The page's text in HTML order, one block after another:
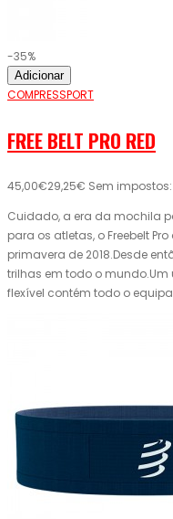
-35%
Adicionar
COMPRESSPORT
FREE BELT PRO RED
45,00€29,25€ Sem
Cuidado, a era da mochila
para os atletas, o Freebelt
primavera de 2018.Desde
trilhas em todo o
flexível contém todo o